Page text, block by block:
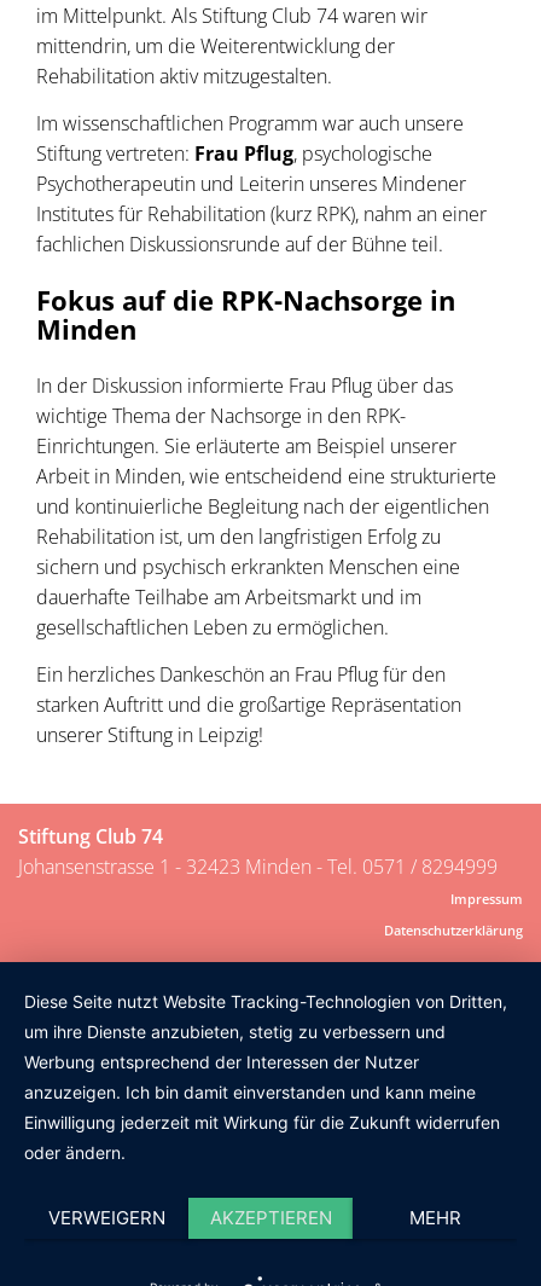
im Mittelpunkt. Als Stiftung Club 74 waren wir
mittendrin, um die Weiterentwicklung der
Rehabilitation aktiv mitzugestalten.
Im wissenschaftlichen Programm war auch unsere
Stiftung vertreten: Frau Pflug, psychologische
Psychotherapeutin und Leiterin unseres Mindener
Institutes für Rehabilitation (kurz RPK), nahm an einer
fachlichen Diskussionsrunde auf der Bühne teil.
Fokus auf die RPK-Nachsorge in
Minden
In der Diskussion informierte Frau Pflug über das
wichtige Thema der Nachsorge in den RPK-
Einrichtungen. Sie erläuterte am Beispiel unserer
Arbeit in Minden, wie entscheidend eine strukturierte
und kontinuierliche Begleitung nach der eigentlichen
Rehabilitation ist, um den langfristigen Erfolg zu
sichern und psychisch erkrankten Menschen eine
dauerhafte Teilhabe am Arbeitsmarkt und im
gesellschaftlichen Leben zu ermöglichen.
Ein herzliches Dankeschön an Frau Pflug für den
starken Auftritt und die großartige Repräsentation
unserer Stiftung in Leipzig!
Stiftung Club 74
Johansenstrasse 1 - 32423 Minden - Tel. 0571 / 8294999
Impressum
Datenschutzerklärung
Diese Seite nutzt Website Tracking-Technologien von Dritten,
um ihre Dienste anzubieten, stetig zu verbessern und
Werbung entsprechend der Interessen der Nutzer
anzuzeigen. Ich bin damit einverstanden und kann meine
Einwilligung jederzeit mit Wirkung für die Zukunft widerrufen
oder ändern.
VERWEIGERN AKZEPTIEREN MEHR